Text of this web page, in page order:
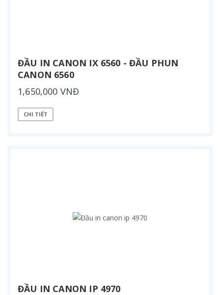
ĐẦU IN CANON IX 6560 - ĐẦU PHUN
CANON 6560
1,650,000 VNĐ
CHI TIẾT
ĐẦU IN CANON IP 4970